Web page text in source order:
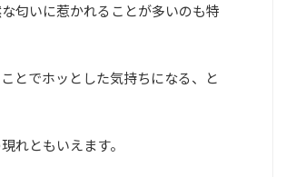
匂いに惹かれることが多いのも特
とでホッとした気持ちになる、と
れともいえます。